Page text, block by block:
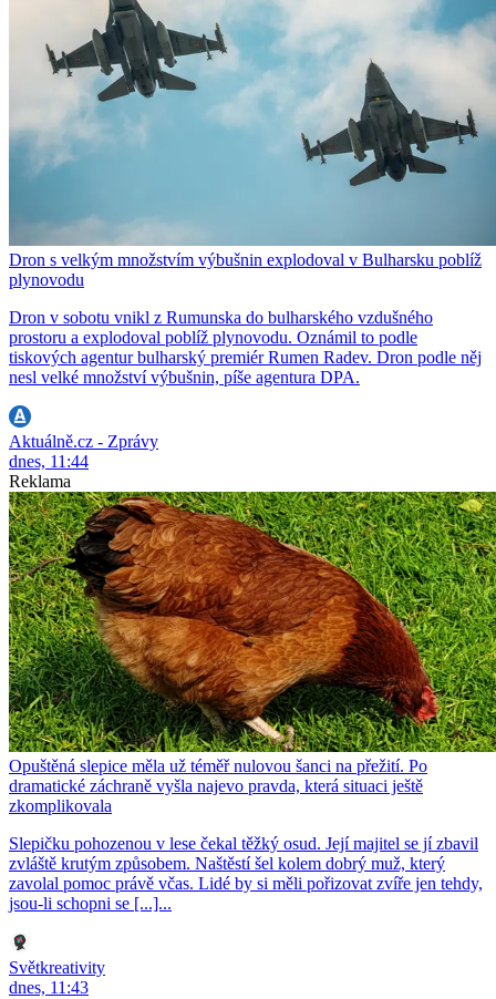
Dron s velkým množstvím výbušnin explodoval v Bulharsku poblíž
plynovodu
Dron v sobotu vnikl z Rumunska do bulharského vzdušného
prostoru a explodoval poblíž plynovodu. Oznámil to podle
tiskových agentur bulharský premiér Rumen Radev. Dron podle něj
nesl velké množství výbušnin, píše agentura DPA.
Aktuálně.cz - Zprávy
dnes, 11:44
Reklama
Opuštěná slepice měla už téměř nulovou šanci na přežití. Po
dramatické záchraně vyšla najevo pravda, která situaci ještě
zkomplikovala
Slepičku pohozenou v lese čekal těžký osud. Její majitel se jí zbavil
zvláště krutým způsobem. Naštěstí šel kolem dobrý muž, který
zavolal pomoc právě včas. Lidé by si měli pořizovat zvíře jen tehdy,
jsou-li schopni se [...]...
Světkreativity
dnes, 11:43